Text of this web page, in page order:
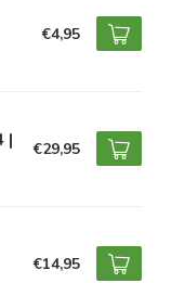
€4,95
| €29,95
€14,95